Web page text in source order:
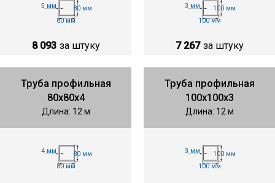
5 мм
80 мм
80 мм
8 093 за штуку
3 мм
100 мм
100 мм
7 267 за штуку
Труба профильная
80х80х4
Длина: 12 м
4 мм
80 мм
80 мм
Труба профильная
100х100х3
Длина: 12 м
3 мм
100 мм
100 мм